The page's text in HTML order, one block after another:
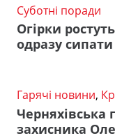
Суботні поради
Огірки
одразу
Гарячі новини,
Черняхівська
захисника